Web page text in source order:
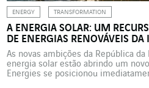
ENERGY TRANSFORMATION
A ENERGIA SOLAR: UM
DE ENERGIAS RENOVÁVEIS DA
As novas ambições da República da
energia solar estão abrindo um
Energies se posicionou